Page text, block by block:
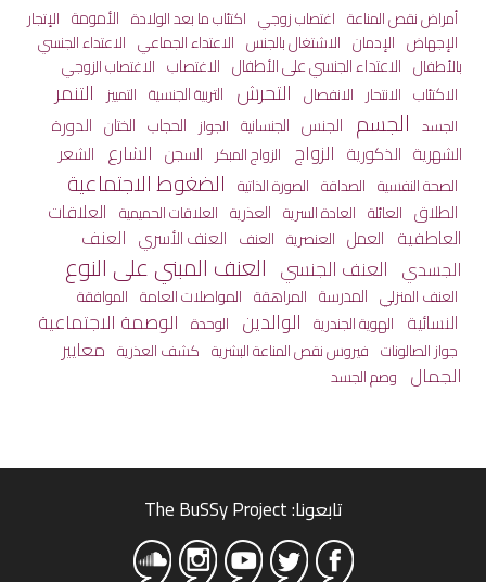
أمراض نقص المناعة اغتصاب زوجي اكتئاب ما بعد الولادة الأمومة الإتجار
الإجهاض الإدمان الاشتغال بالجنس الاعتداء الجماعي الاعتداء الجنسي
بالأطفال الاعتداء الجنسي على الأطفال الاغتصاب الاغتصاب الزوجي
الاكتئاب الانتحار الانفصال التحرش التربية الجنسية التمييز التنمر
الجسد الجسم الجنس الجنسانية الجواز الحجاب الختان الدورة
الشهرية الذكورية الزواج الزواج المبكر السجن الشارع الشعر
الصحة النفسية الصداقة الصورة الذاتية الضغوط الاجتماعية
الطلاق العائلة العادة السرية العذرية العلاقات الحميمية العلاقات
العاطفية العمل العنصرية العنف العنف الأسري العنف
الجسدي العنف الجنسي العنف المبني على النوع
العنف المنزلي المدرسة المراهقة المواصلات العامة الموافقة
النسائية الهوية الجندرية الوالدين الوحدة الوصمة الاجتماعية
جواز الصالونات فيروس نقص المناعة البشرية كشف العذرية معايير
الجمال وصم الجسد
تابعونا: The BuSSy Project